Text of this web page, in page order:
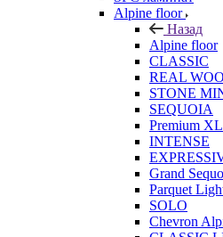
Alpine floor
Назад
Alpine floor
CLASSIC
REAL
STONE
SEQUOIA
Premium XL
INTENSE
Grand
Parquet
SOLO
Chevron